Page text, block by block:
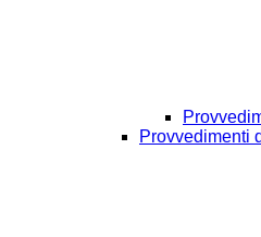
Provvedimenti